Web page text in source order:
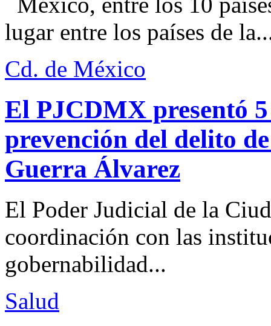
lugar entre los países de
Cd. de México
El PJCDMX presentó
prevención del delito
Guerra Álvarez
El Poder Judicial de la
coordinación con las
gobernabilidad...
Salud